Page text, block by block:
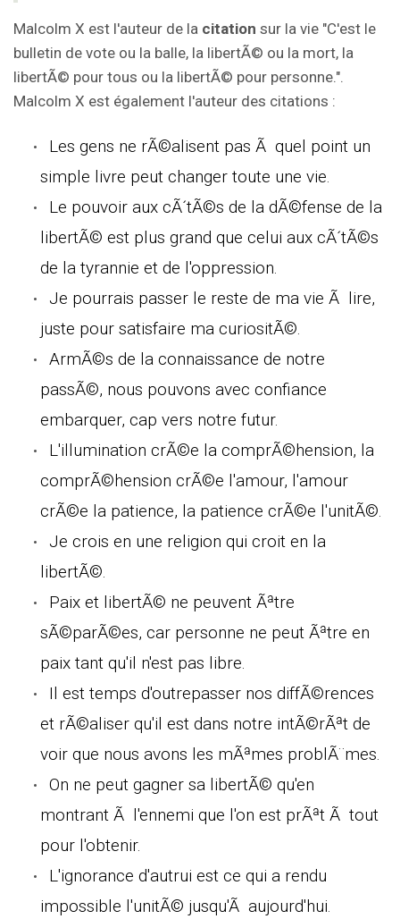
Malcolm X est l'auteur de la citation sur la vie "C'est le
bulletin de vote ou la balle, la libertÃ© ou la mort, la
libertÃ© pour tous ou la libertÃ© pour personne.".
Malcolm X est également l'auteur des citations :
Les gens ne rÃ©alisent pas Ã quel point un
simple livre peut changer toute une vie.
Le pouvoir aux cÃ´tÃ©s de la dÃ©fense de la
libertÃ© est plus grand que celui aux cÃ´tÃ©s
de la tyrannie et de l'oppression.
Je pourrais passer le reste de ma vie Ã lire,
juste pour satisfaire ma curiositÃ©.
ArmÃ©s de la connaissance de notre
passÃ©, nous pouvons avec confiance
embarquer, cap vers notre futur.
L'illumination crÃ©e la comprÃ©hension, la
comprÃ©hension crÃ©e l'amour, l'amour
crÃ©e la patience, la patience crÃ©e l'unitÃ©.
Je crois en une religion qui croit en la
libertÃ©.
Paix et libertÃ© ne peuvent Ãªtre
sÃ©parÃ©es, car personne ne peut Ãªtre en
paix tant qu'il n'est pas libre.
Il est temps d'outrepasser nos diffÃ©rences
et rÃ©aliser qu'il est dans notre intÃ©rÃªt de
voir que nous avons les mÃªmes problÃ¨mes.
On ne peut gagner sa libertÃ© qu'en
montrant Ã l'ennemi que l'on est prÃªt Ã tout
pour l'obtenir.
L'ignorance d'autrui est ce qui a rendu
impossible l'unitÃ© jusqu'Ã aujourd'hui.